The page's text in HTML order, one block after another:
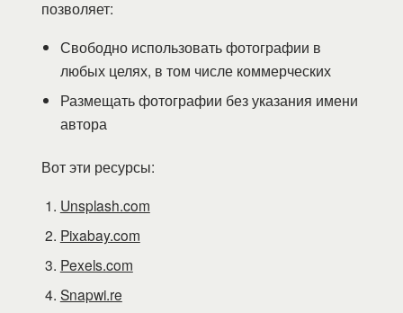
позволяет:
Свободно использовать фотографии в
любых целях, в том числе коммерческих
Размещать фотографии без указания имени
автора
Вот эти ресурсы:
Unsplash.com
Pixabay.com
Pexels.com
Snapwi.re